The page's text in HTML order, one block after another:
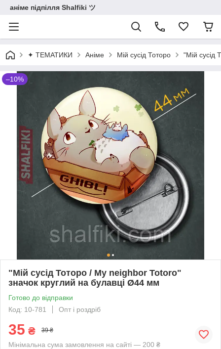
аніме підпілля Shalfiki ツ
✦ ТЕМАТИКИ Аніме Мій сусід Тоторо "Мій сусід
–10%
"Мій сусід Тоторо / My neighbor Totoro"
значок круглий на булавці Ø44 мм
Готово до відправки
Код: 10-781
Опт і роздріб
35 ₴ 39 ₴
Мінімальна сума замовлення на сайті — 200 ₴